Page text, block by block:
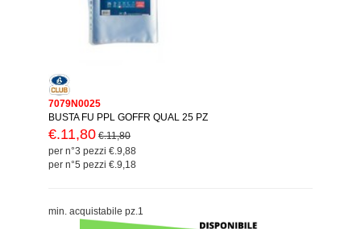
7079N0025
BUSTA FU PPL GOFFR QUAL 25 PZ
€.11,80 €.11,80
per n°3 pezzi €.9,88
per n°5 pezzi €.9,18
min. acquistabile pz.1